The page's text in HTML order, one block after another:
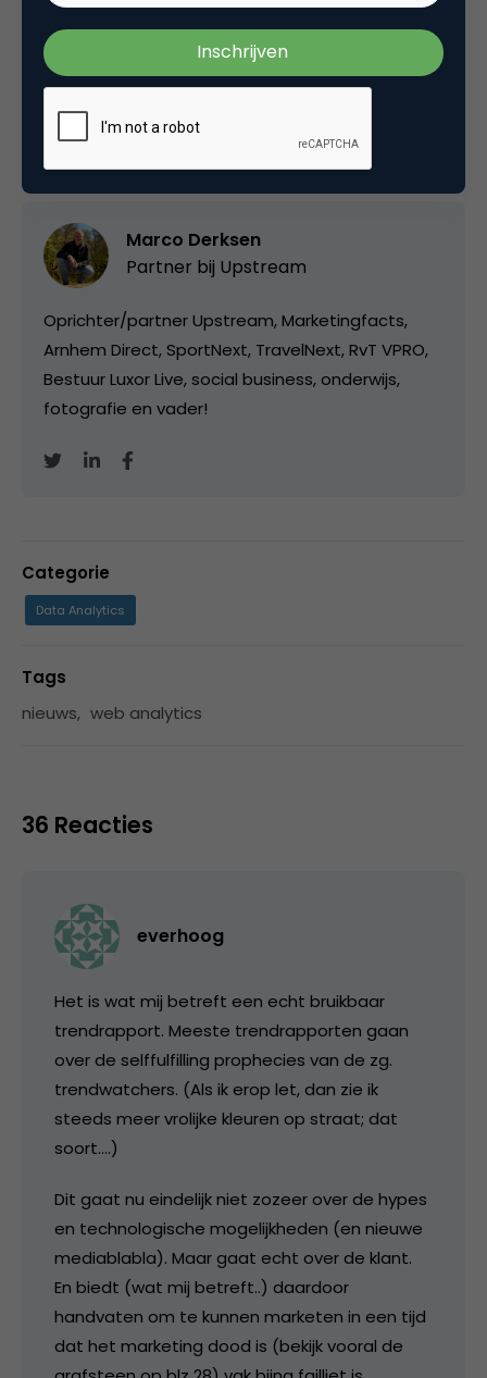
Deel dit artikel
Kopieer link
Marco Derksen
Partner bij Upstream
Oprichter/partner Upstream, Marketingfacts,
Arnhem Direct, SportNext, TravelNext, RvT VPRO,
Bestuur Luxor Live, social business, onderwijs,
fotografie en vader!
Categorie
Data Analytics
Tags
nieuws, web analytics
36 Reacties
everhoog
Het is wat mij betreft een echt bruikbaar
trendrapport. Meeste trendrapporten gaan
over de selffulfilling prophecies van de zg.
trendwatchers. (Als ik erop let, dan zie ik
steeds meer vrolijke kleuren op straat; dat
soort….)
Dit gaat nu eindelijk niet zozeer over de hypes
en technologische mogelijkheden (en nieuwe
mediablabla). Maar gaat echt over de klant.
En biedt (wat mij betreft..) daardoor
handvaten om te kunnen marketen in een tijd
dat het marketing dood is (bekijk vooral de